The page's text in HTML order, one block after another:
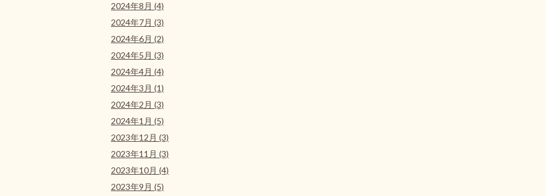
2024年8月 (4)
2024年7月 (3)
2024年6月 (2)
2024年5月 (3)
2024年4月 (4)
2024年3月 (1)
2024年2月 (3)
2024年1月 (5)
2023年12月 (3)
2023年11月 (3)
2023年10月 (4)
2023年9月 (5)